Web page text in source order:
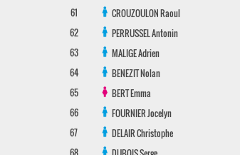
61
CROUZOULONRaoul
62
PERRUSSELAntonin
63
MALIGEAdrien
64
BENEZITNolan
65
BERTEmma
66
FOURNIERJocelyn
67
DELAIRChristophe
68